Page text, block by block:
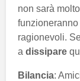
non sarà
funzioneranno
ragionevoli.
a dissipare
Bilancia: